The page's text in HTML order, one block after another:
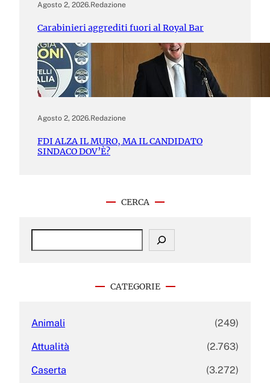
Agosto 2, 2026.Redazione
Carabinieri aggrediti fuori al Royal Bar
Agosto 2, 2026.Redazione
FDI ALZA IL MURO, MA IL CANDIDATO
SINDACO DOV’È?
CERCA
S
CATEGORIE
Animali (249)
Attualità (2.763)
Caserta (3.272)